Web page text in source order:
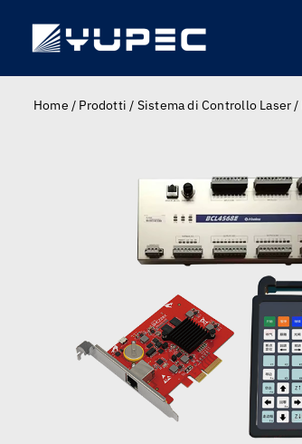
content
Home / Prodotti / Sistema di Controllo Laser/